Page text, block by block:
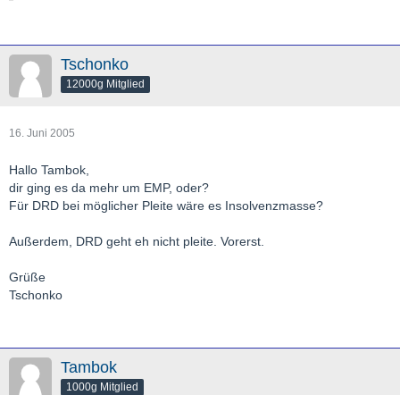
Tschonko
12000g Mitglied
16. Juni 2005
Hallo Tambok,
dir ging es da mehr um EMP, oder?
Für DRD bei möglicher Pleite wäre es Insolvenzmasse?
Außerdem, DRD geht eh nicht pleite. Vorerst.
Grüße
Tschonko
Tambok
1000g Mitglied